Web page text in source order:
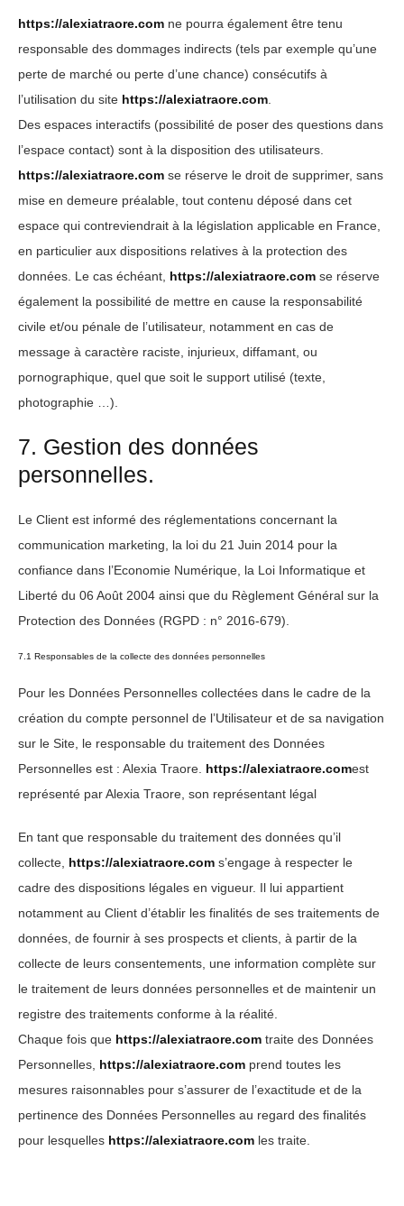
https://alexiatraore.com ne pourra également être tenu
responsable des dommages indirects (tels par exemple qu’une
perte de marché ou perte d’une chance) consécutifs à
l’utilisation du site https://alexiatraore.com
Des espaces interactifs (possibilité de poser des questions dans
l’espace contact) sont à la disposition des utilisateurs.
https://alexiatraore.com se réserve le droit de supprimer, sans
mise en demeure préalable, tout contenu déposé dans cet
espace qui contreviendrait à la législation applicable en France,
en particulier aux dispositions relatives à la protection des
données. Le cas échéant, https://alexiatraore.com se réserve
également la possibilité de mettre en cause la responsabilité
civile et/ou pénale de l’utilisateur, notamment en cas de
message à caractère raciste, injurieux, diffamant, ou
pornographique, quel que soit le support utilisé (texte,
photographie …).
7. Gestion des données
personnelles.
Le Client est informé des réglementations concernant la
communication marketing, la loi du 21 Juin 2014 pour la
confiance dans l’Economie Numérique, la Loi Informatique et
Liberté du 06 Août 2004 ainsi que du Règlement Général sur la
Protection des Données (RGPD : n° 2016-679).
7.1 Responsables de la collecte des données personnelles
Pour les Données Personnelles collectées dans le cadre de la
création du compte personnel de l’Utilisateur et de sa navigation
sur le Site, le responsable du traitement des Données
Personnelles est : Alexia Traore. https://alexiatraore.comest
représenté par Alexia Traore, son représentant légal
En tant que responsable du traitement des données qu’il
collecte, https://alexiatraore.com s’engage à respecter le
cadre des dispositions légales en vigueur. Il lui appartient
notamment au Client d’établir les finalités de ses traitements de
données, de fournir à ses prospects et clients, à partir de la
collecte de leurs consentements, une information complète sur
le traitement de leurs données personnelles et de maintenir un
registre des traitements conforme à la réalité.
Chaque fois que https://alexiatraore.com traite des Données
Personnelles, https://alexiatraore.com prend toutes les
mesures raisonnables pour s’assurer de l’exactitude et de la
pertinence des Données Personnelles au regard des finalités
pour lesquelles https://alexiatraore.com les traite.